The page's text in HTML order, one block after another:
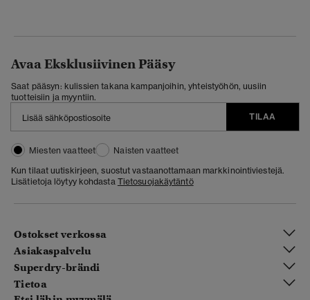
Avaa Eksklusiivinen Pääsy
Saat pääsyn: kulissien takana kampanjoihin, yhteistyöhön, uusiin
tuotteisiin ja myyntiin.
TILAA
Miesten vaatteet
Naisten vaatteet
Kun tilaat uutiskirjeen, suostut vastaanottamaan markkinointiviestejä.
Lisätietoja löytyy kohdasta Tietosuojakäytäntö
Ostokset verkossa
Asiakaspalvelu
Superdry-brändi
Tietoa